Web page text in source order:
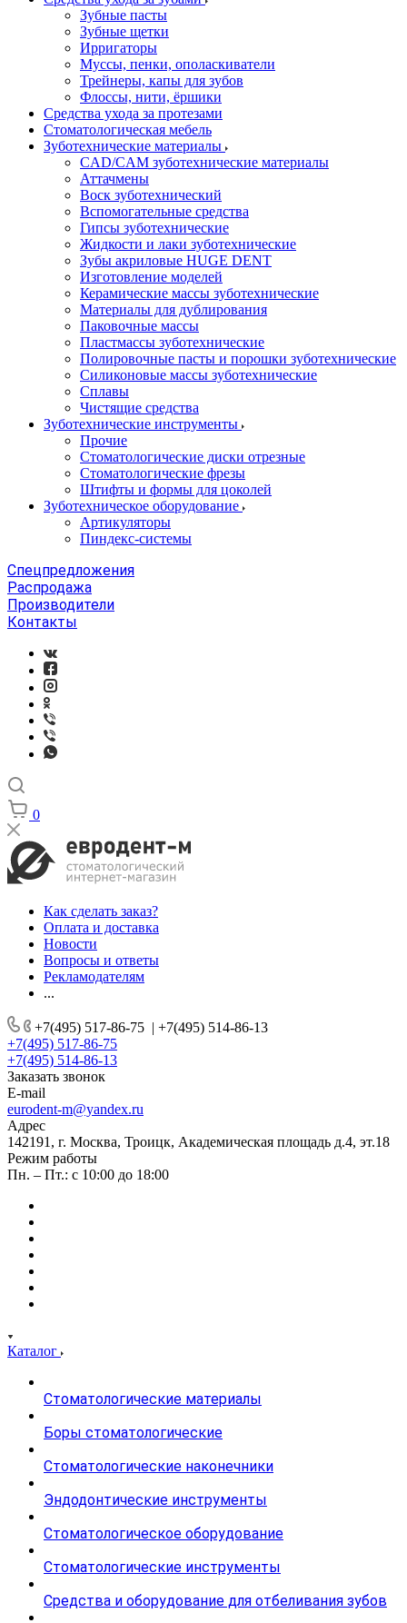
Зубные пасты
Зубные щетки
Ирригаторы
Муссы, пенки, ополаскиватели
Трейнеры, капы для зубов
Флоссы, нити, ёршики
Средства ухода за протезами
Стоматологическая мебель
Зуботехнические материалы
CAD/CAM зуботехнические материалы
Аттачмены
Воск зуботехнический
Вспомогательные средства
Гипсы зуботехнические
Жидкости и лаки зуботехнические
Зубы акриловые HUGE DENT
Изготовление моделей
Керамические массы зуботехнические
Материалы для дублирования
Паковочные массы
Пластмассы зуботехнические
Полировочные пасты и порошки зуботехнические
Силиконовые массы зуботехнические
Сплавы
Чистящие средства
Зуботехнические инструменты
Прочие
Стоматологические диски отрезные
Стоматологические фрезы
Штифты и формы для цоколей
Зуботехническое оборудование
Артикуляторы
Пиндекс-системы
Спецпредложения
Распродажа
Производители
Контакты
0
Как сделать заказ?
Оплата и доставка
Новости
Вопросы и ответы
Рекламодателям
...
+7(495) 517-86-75 | +7(495) 514-86-13
+7(495) 517-86-75
+7(495) 514-86-13
Заказать звонок
E-mail
eurodent-m@yandex.ru
Адрес
142191, г. Москва, Троицк, Академическая площадь д.4, эт.18
Режим работы
Пн. – Пт.: с 10:00 до 18:00
Каталог
Стоматологические материалы
Боры стоматологические
Стоматологические наконечники
Эндодонтические инструменты
Стоматологическое оборудование
Стоматологические инструменты
Средства и оборудование для отбеливания зубов